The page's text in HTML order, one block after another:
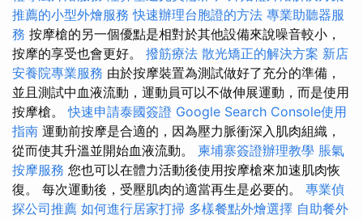
推薦的小型外燴服務 快速辦理台胞證的方法 專業助聽器服
務 按摩槍的另一個優點是相對於其他設備來說噪音較小，
按摩的享受也會更好。 撥筋療法 散光矯正的解決方案 新店
安養院專業服務 由於按摩裝置為測試做好了充分的準備，
並且測試中血液流動，運動員可以不做伸展運動，而是使用
按摩槍。快速申請泰國簽證 Google Search Console使用
指南 運動前按摩是合適的，因為壓力脈衝深入肌肉組織，
從而使其升溫並開始血液流動。 柬埔寨簽證辦理教學 脹氣
按摩服務 您也可以在體力活動後使用按摩槍來加速肌肉恢
復。 每次運動後，受壓肌肉的適當再生是必要的。 專業偵
探公司推薦 如何進行居家打掃 多樣餐點外燴選擇 自助餐外